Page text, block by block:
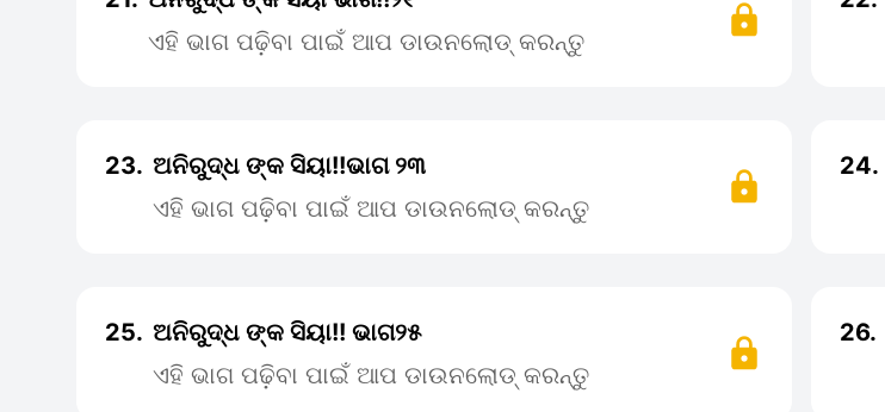
ଏହି ଭାଗ ପଢ଼ିବା ପାଇଁ ଆପ ଡାଉନଲୋଡ୍ କରନ୍ତୁ
23. ଅନିରୁଦ୍ଧ ଙ୍କ ସିୟା!!ଭାଗ ୨୩
ଏହି ଭାଗ ପଢ଼ିବା ପାଇଁ ଆପ ଡାଉନଲୋଡ୍ କରନ୍ତୁ
24.
25. ଅନିରୁଦ୍ଧ ଙ୍କ ସିୟା!! ଭାଗ୨୫
ଏହି ଭାଗ ପଢ଼ିବା ପାଇଁ ଆପ ଡାଉନଲୋଡ୍ କରନ୍ତୁ
26.